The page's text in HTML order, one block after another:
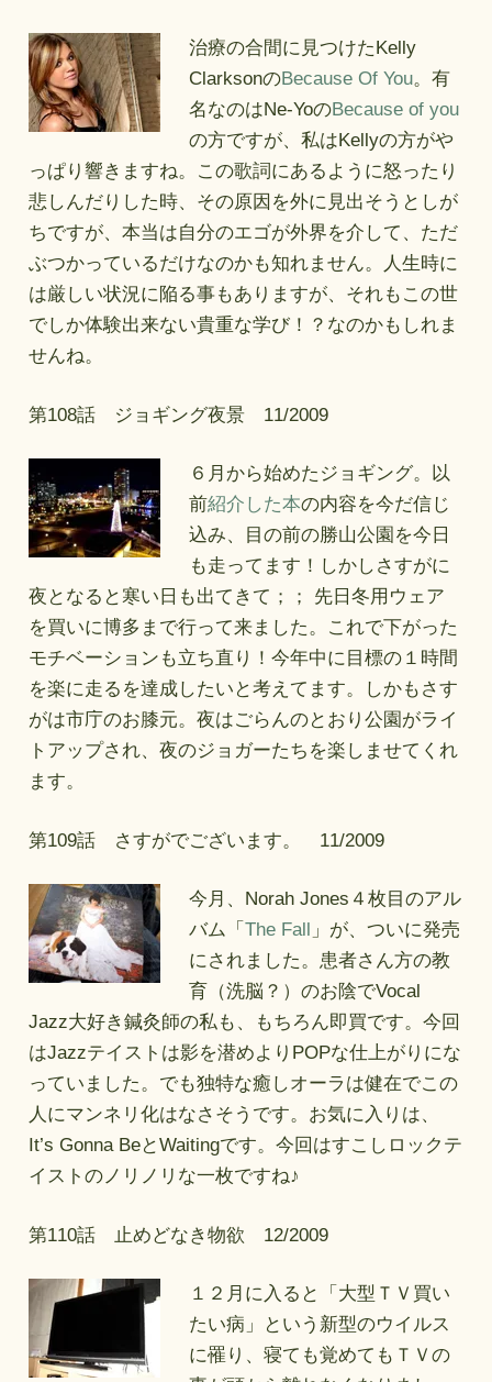
治療の合間に見つけたKelly
ClarksonのBecause Of You。有
名なのはNe-YoのBecause of you
の方ですが、私はKellyの方がや
っぱり響きますね。この歌詞にあるように怒ったり
悲しんだりした時、その原因を外に見出そうとしが
ちですが、本当は自分のエゴが外界を介して、ただ
ぶつかっているだけなのかも知れません。人生時に
は厳しい状況に陥る事もありますが、それもこの世
でしか体験出来ない貴重な学び！？なのかもしれま
せんね。
第108話 ジョギング夜景 11/2009
６月から始めたジョギング。以
前紹介した本の内容を今だ信じ
込み、目の前の勝山公園を今日
も走ってます！しかしさすがに
夜となると寒い日も出てきて；； 先日冬用ウェア
を買いに博多まで行って来ました。これで下がった
モチベーションも立ち直り！今年中に目標の１時間
を楽に走るを達成したいと考えてます。しかもさす
がは市庁のお膝元。夜はごらんのとおり公園がライ
トアップされ、夜のジョガーたちを楽しませてくれ
ます。
第109話 さすがでございます。 11/2009
今月、Norah Jones４枚目のアル
バム「 The Fall 」が、ついに発売
にされました。患者さん方の教
育（洗脳？）のお陰でVocal
Jazz大好き鍼灸師の私も、もちろん即買です。今回
はJazzテイストは影を潜めよりPOPな仕上がりにな
っていました。でも独特な癒しオーラは健在でこの
人にマンネリ化はなさそうです。お気に入りは、
It’s Gonna BeとWaitingです。今回はすこしロックテ
イストのノリノリな一枚ですね♪
第110話 止めどなき物欲 12/2009
１２月に入ると「大型ＴＶ買い
たい病」という新型のウイルス
に罹り、寝ても覚めてもＴＶの